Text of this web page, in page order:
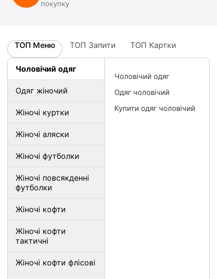
покупку
ТОП Меню ТОП Запити ТОП Картки
Чоловічий одяг
Одяг жіночий
Жіночі куртки
Жіночі аляски
Жіночі футболки
Жіночі повсякденні
футболки
Жіночі кофти
Жіночі кофти
тактичні
Жіночі кофти флісові
Чоловічий одяг
Одяг чоловічий
Купити одяг чоловічий